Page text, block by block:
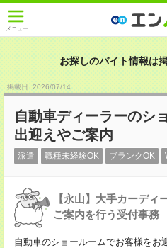
メニュー
お探しのバイト情報は
掲載日 :2026/07/14
自動車ディーラーのシ
出迎えやご案内
派遣 職種未経験OK ブランクOK
【永山】大手カーディ
ご案内を行う受付事務
自動車のショールームでお客様をお